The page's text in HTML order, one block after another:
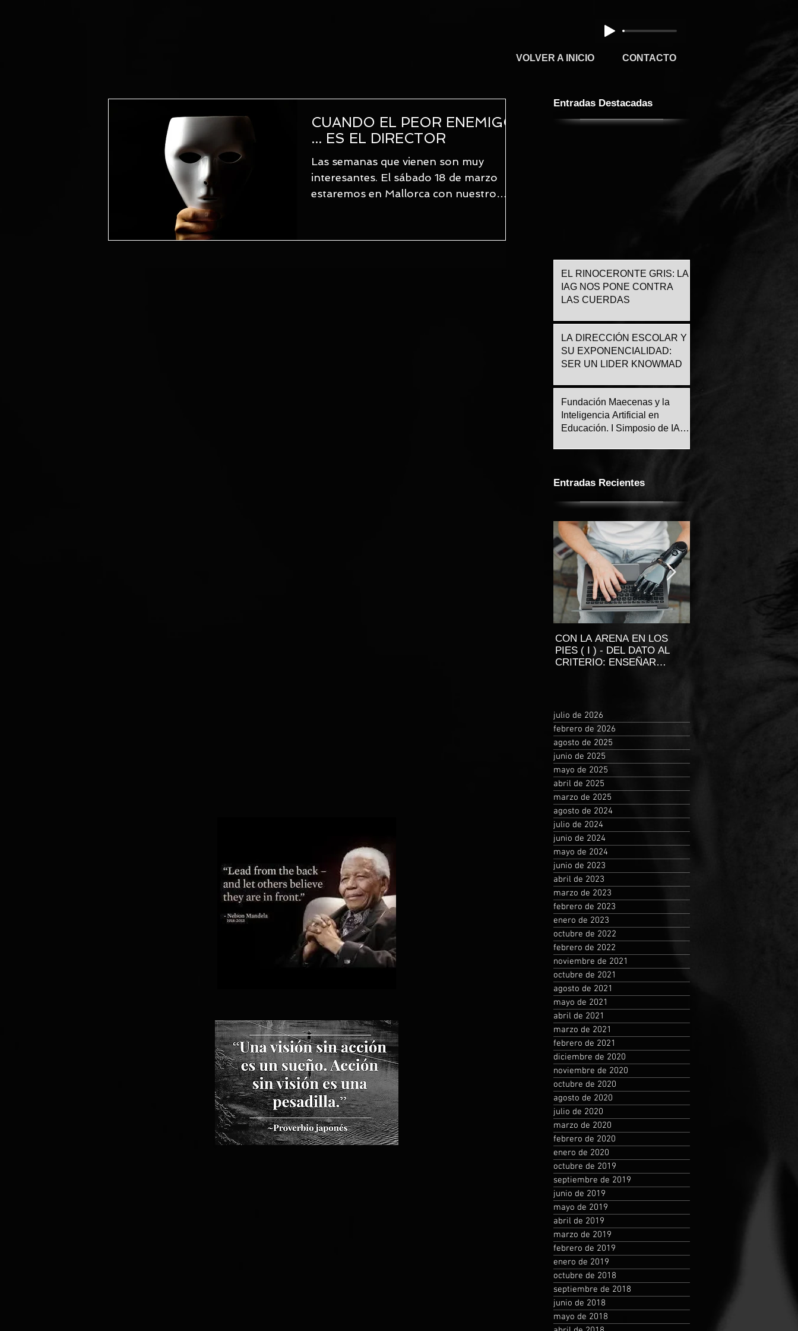
VOLVER A INICIO CONTACTO
CUANDO EL PEOR ENEMIGO
... ES EL DIRECTOR
Las semanas que vienen son muy
interesantes. El sábado 18 de marzo
estaremos en Mallorca con nuestro
Entradas Destacadas
EL RINOCERONTE GRIS: LA
IAG NOS PONE CONTRA
LAS CUERDAS
LA DIRECCIÓN ESCOLAR Y
SU EXPONENCIALIDAD:
SER UN LIDER KNOWMAD
Fundación Maecenas y la
Inteligencia Artificial en
Educación. I Simposio de IA
Entradas Recientes
CON LA ARENA EN LOS
PIES ( I ) - DEL DATO AL
CRITERIO: ENSEÑAR
julio de 2026
febrero de 2026
agosto de 2025
junio de 2025
mayo de 2025
abril de 2025
marzo de 2025
agosto de 2024
julio de 2024
junio de 2024
mayo de 2024
junio de 2023
abril de 2023
marzo de 2023
febrero de 2023
enero de 2023
octubre de 2022
febrero de 2022
noviembre de 2021
octubre de 2021
agosto de 2021
mayo de 2021
abril de 2021
marzo de 2021
febrero de 2021
diciembre de 2020
noviembre de 2020
octubre de 2020
agosto de 2020
julio de 2020
marzo de 2020
febrero de 2020
enero de 2020
octubre de 2019
septiembre de 2019
junio de 2019
mayo de 2019
abril de 2019
marzo de 2019
febrero de 2019
enero de 2019
octubre de 2018
septiembre de 2018
junio de 2018
mayo de 2018